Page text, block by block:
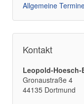
Allgemeine
Kontakt
Leopold-
Gronaustraße 4
44135 Dortmund